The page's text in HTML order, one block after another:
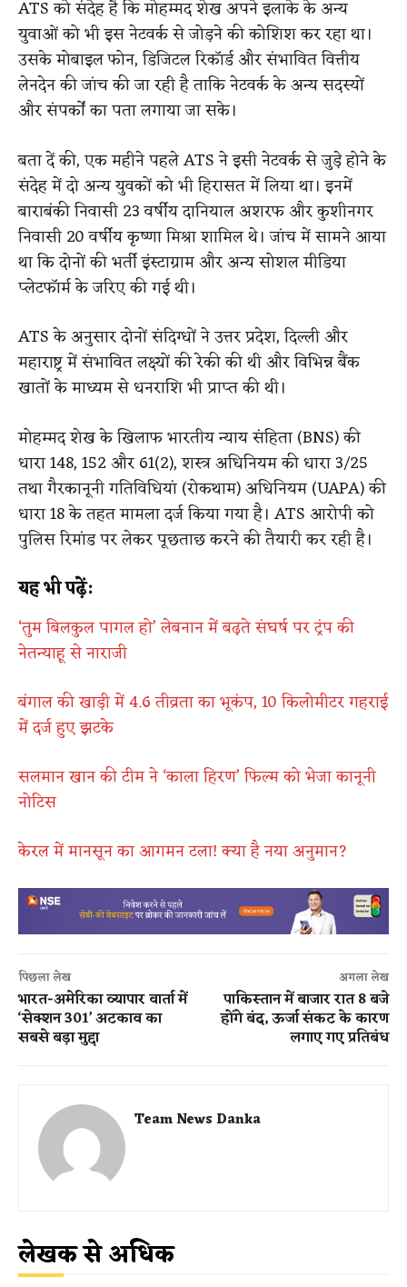
ATS को संदेह है कि मोहम्मद शेख अपने इलाके के अन्य
युवाओं को भी इस नेटवर्क से जोड़ने की कोशिश कर रहा था।
उसके मोबाइल फोन, डिजिटल रिकॉर्ड और संभावित वित्तीय
लेनदेन की जांच की जा रही है ताकि नेटवर्क के अन्य सदस्यों
और संपर्कों का पता लगाया जा सके।
बता दें की, एक महीने पहले ATS ने इसी नेटवर्क से जुड़े होने के
संदेह में दो अन्य युवकों को भी हिरासत में लिया था। इनमें
बाराबंकी निवासी 23 वर्षीय दानियाल अशरफ और कुशीनगर
निवासी 20 वर्षीय कृष्णा मिश्रा शामिल थे। जांच में सामने आया
था कि दोनों की भर्ती इंस्टाग्राम और अन्य सोशल मीडिया
प्लेटफॉर्म के जरिए की गई थी।
ATS के अनुसार दोनों संदिग्धों ने उत्तर प्रदेश, दिल्ली और
महाराष्ट्र में संभावित लक्ष्यों की रेकी की थी और विभिन्न बैंक
खातों के माध्यम से धनराशि भी प्राप्त की थी।
मोहम्मद शेख के खिलाफ भारतीय न्याय संहिता (BNS) की
धारा 148, 152 और 61(2), शस्त्र अधिनियम की धारा 3/25
तथा गैरकानूनी गतिविधियां (रोकथाम) अधिनियम (UAPA) की
धारा 18 के तहत मामला दर्ज किया गया है। ATS आरोपी को
पुलिस रिमांड पर लेकर पूछताछ करने की तैयारी कर रही है।
यह भी पढ़ें:
‘तुम बिलकुल पागल हो’ लेबनान में बढ़ते संघर्ष पर ट्रंप की
नेतन्याहू से नाराजी
बंगाल की खाड़ी में 4.6 तीव्रता का भूकंप, 10 किलोमीटर गहराई
में दर्ज हुए झटके
सलमान खान की टीम ने ‘काला हिरण’ फिल्म को भेजा कानूनी
नोटिस
केरल में मानसून का आगमन टला! क्या है नया अनुमान?
पिछला लेख
भारत-अमेरिका व्यापार वार्ता में
‘सेक्शन 301’ अटकाव का
सबसे बड़ा मुद्दा
अगला लेख
पाकिस्तान में बाजार रात 8 बजे
होंगे बंद, ऊर्जा संकट के कारण
लगाए गए प्रतिबंध
Team News Danka
लेखक से अधिक